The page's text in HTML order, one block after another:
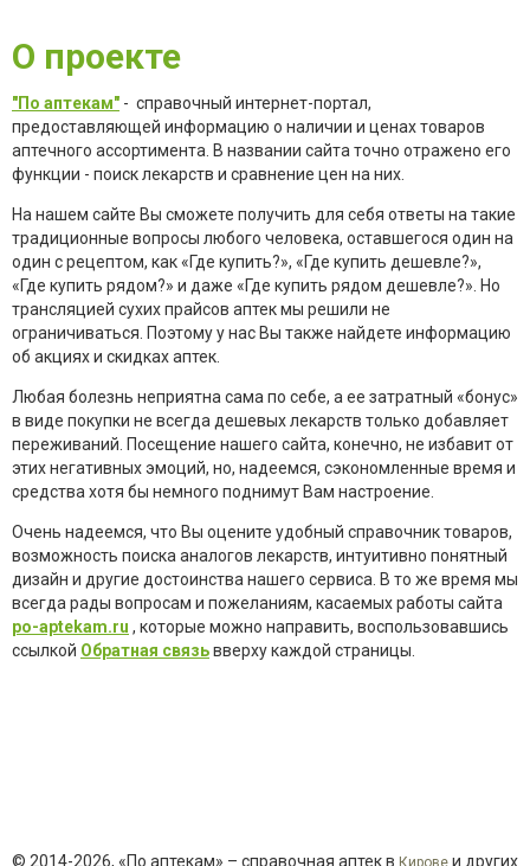
О проекте
"По аптекам" - справочный интернет-портал,
предоставляющей информацию о наличии и ценах товаров
аптечного ассортимента. В названии сайта точно отражено его
функции - поиск лекарств и сравнение цен на них.
На нашем сайте Вы сможете получить для себя ответы на такие
традиционные вопросы любого человека, оставшегося один на
один с рецептом, как «Где купить?», «Где купить дешевле?»,
«Где купить рядом?» и даже «Где купить рядом дешевле?». Но
трансляцией сухих прайсов аптек мы решили не
ограничиваться. Поэтому у нас Вы также найдете информацию
об акциях и скидках аптек.
Любая болезнь неприятна сама по себе, а ее затратный «бонус»
в виде покупки не всегда дешевых лекарств только добавляет
переживаний. Посещение нашего сайта, конечно, не избавит от
этих негативных эмоций, но, надеемся, сэкономленные время и
средства хотя бы немного поднимут Вам настроение.
Очень надеемся, что Вы оцените удобный справочник товаров,
возможность поиска аналогов лекарств, интуитивно понятный
дизайн и другие достоинства нашего сервиса. В то же время мы
всегда рады вопросам и пожеланиям, касаемых работы сайта
po-aptekam.ru , которые можно направить, воспользовавшись
ссылкой Обратная связьвверху каждой страницы.
© 2014-2026, «По аптекам» – справочная аптек в Кирове и других